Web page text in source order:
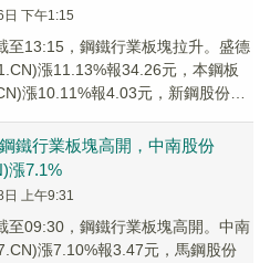
下午1:15
至13:15，鋼鐵行業板塊拉升。盛德
漲11.13%報34.26元，本鋼板
漲10.11%報4.03元，新鋼股份
鋼鐵行業板塊高開，中南股份
漲7.1%
上午9:31
至09:30，鋼鐵行業板塊高開。中南
漲7.10%報3.47元，馬鋼股份